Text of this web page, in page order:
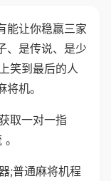
能让你稳赢三家
、是传说、是少
笑到最后的人
机。
取一对一指
;普通麻将机程